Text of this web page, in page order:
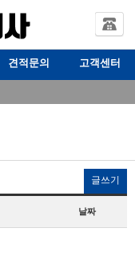
견적문의 고객센터
글쓰기
날짜